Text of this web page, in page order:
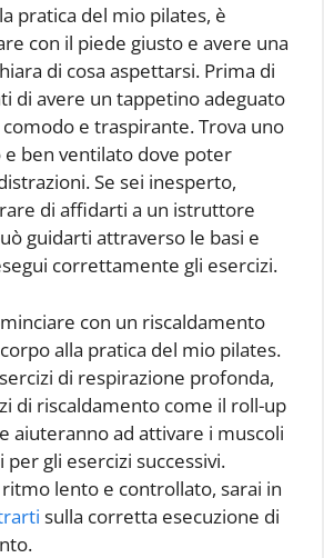
pratica del mio pilates, è
con il piede giusto e avere una
di cosa aspettarsi. Prima di
di avere un tappetino adeguato
e traspirante. Trova uno
ben ventilato dove poter
Se sei inesperto,
di affidarti a un istruttore
guidarti attraverso le basi e
correttamente gli esercizi.
con un riscaldamento
alla pratica del mio pilates.
di respirazione profonda,
di riscaldamento come il roll-up
aiuteranno ad attivare i muscoli
gli esercizi successivi.
lento e controllato, sarai in
sulla corretta esecuzione di